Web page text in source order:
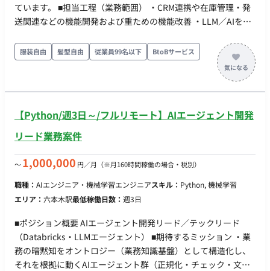
ています。 ■担当工程（業務範囲） ・CRM連携や在庫管理・発
送関連などの機能開発および重ための機能改善 ・LLM／AIを活
プロダクト仕様策定および開発業務 ■開発環境 ・プログラミン
グ：Python, JavaScript, TypeScript ・FW：Django, Vue.js ・
服装自由 髪型自由 従業員99名以下 BtoBサービス
【Python/週3日～/フルリモート】AIエージェント開発
リード業務案件
〜1,000,000 円／月 （※月160時間稼働の場合・税別）
職種： AIエンジニア・機械学習エンジニアスキル： Python, 機械学習
エリア： 六本木駅最低稼働日数： 週3日
■ポジション概要 AIエージェント開発リード／テックリード
（Databricks・LLMエージェント） ■期待するミッション ・業
務の暗黙知をオントロジー（業務知識基盤）として構造化し、
それを根拠に動くAIエージェント群（正規化・チェック・文章